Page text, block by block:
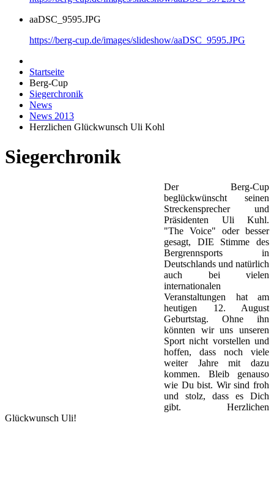
aaDSC_9595.JPG
https://berg-cup.de/images/slideshow/aaDSC_9595.JPG
Startseite
Berg-Cup
Siegerchronik
News
News 2013
Herzlichen Glückwunsch Uli Kohl
Siegerchronik
Der Berg-Cup
beglückwünscht seinen
Streckensprecher und
Präsidenten Uli Kuhl.
"The Voice" oder besser
gesagt, DIE Stimme des
Bergrennsports in
Deutschlands und natürlich
auch bei vielen
internationalen
Veranstaltungen hat am
heutigen 12. August
Geburtstag. Ohne ihn
könnten wir uns unseren
Sport nicht vorstellen und
hoffen, dass noch viele
weiter Jahre mit dazu
kommen. Bleib genauso
wie Du bist. Wir sind froh
und stolz, dass es Dich
gibt. Herzlichen
Glückwunsch Uli!